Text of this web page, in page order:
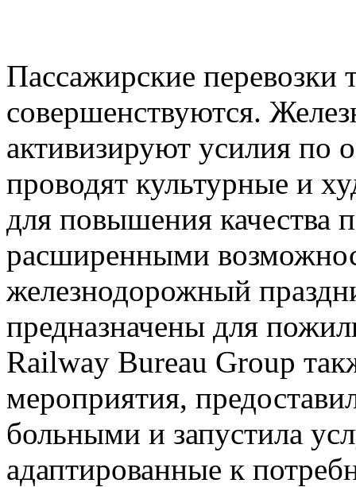
Пассажирские перевозки
совершенствуются.
активизируют усилия по
проводят культурные и
для повышения качества
расширенными
железнодорожный
предназначены для
Railway Bureau Group
мероприятия,
больными и запустила
адаптированные к